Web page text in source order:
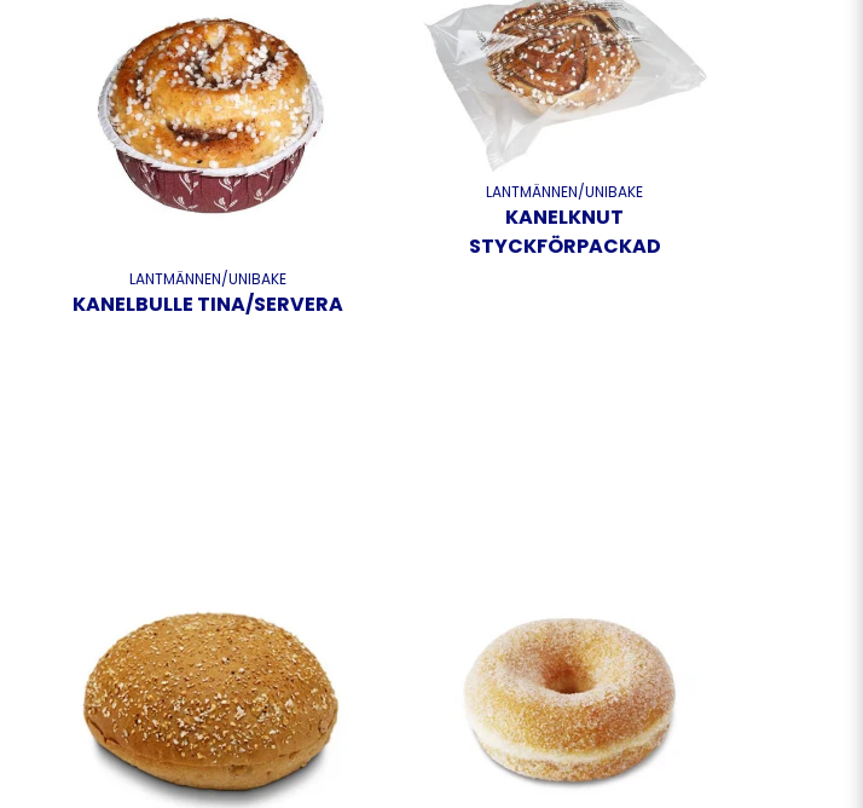
LANTMÄNNEN/UNIBAKE
KANELBULLE TINA/SERVERA
LANTMÄNNEN/UNIBAKE
KANELKNUT
STYCKFÖRPACKAD